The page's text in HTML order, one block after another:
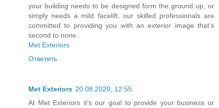
your building needs to be designed form the ground up, or
simply needs a mild facelift, our skilled professionals are
committed to providing you with an exterior image that’s
second to none.
Met Exteriors
Ответить
Met Exteriors 20.08.2020, 12:55
At Met Exteriors it’s our goal to provide your business or